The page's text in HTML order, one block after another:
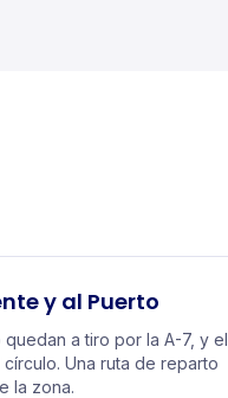
y al Puerto
a tiro por la A-7, y el
Una ruta de reparto
la zona.